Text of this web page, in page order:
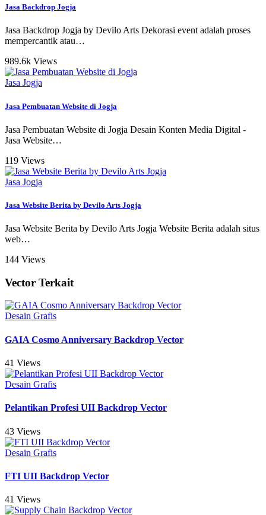
Jasa Backdrop Jogja
Jasa Backdrop Jogja by Devilo Arts Dekorasi event adalah proses
mempercantik atau…
989.6k Views
Jasa Jogja
Jasa Pembuatan Website di Jogja
Jasa Pembuatan Website di Jogja Desain Konten Media Digital -
Jasa Website…
119 Views
Jasa Jogja
Jasa Website Berita by Devilo Arts Jogja
Jasa Website Berita by Devilo Arts Jogja Website Berita adalah situs
web…
144 Views
Vector Terkait
Desain Grafis
GAIA Cosmo Anniversary Backdrop Vector
41 Views
Desain Grafis
Pelantikan Profesi UII Backdrop Vector
43 Views
Desain Grafis
FTI UII Backdrop Vector
41 Views